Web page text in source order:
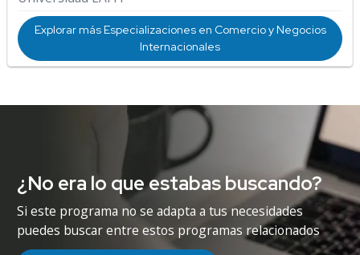
Explorar más Especializaciones en Comercio y Negocios
Internacionales
¿No era lo que estabas buscando?
Si este programa no se adapta a tus necesidades
puedes buscar entre estos programas relacionados